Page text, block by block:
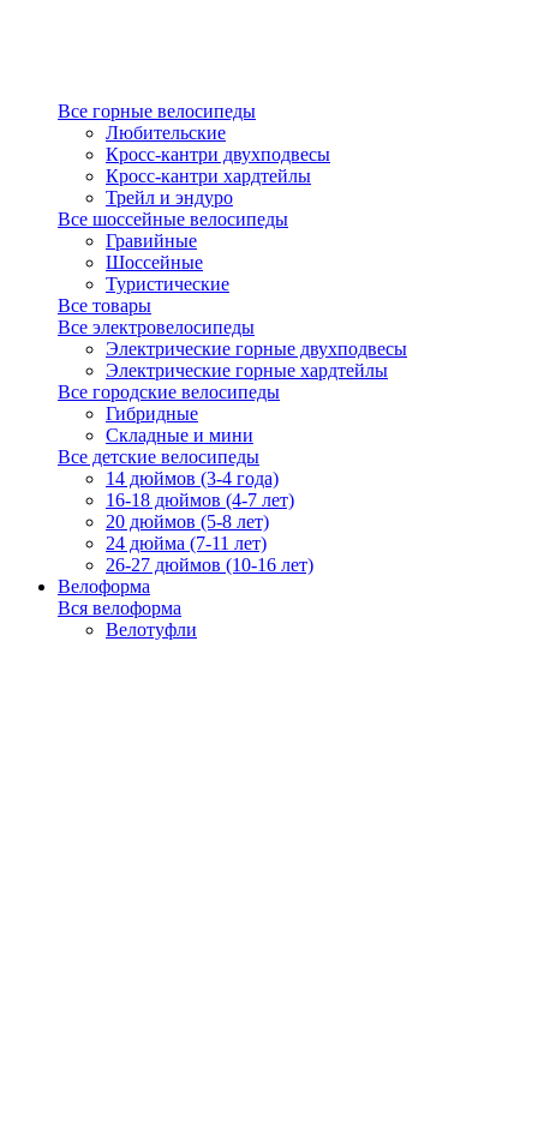
Все горные велосипеды
Любительские
Кросс-кантри двухподвесы
Кросс-кантри хардтейлы
Трейл и эндуро
Все шоссейные велосипеды
Гравийные
Шоссейные
Туристические
Все товары
Все электровелосипеды
Электрические горные двухподвесы
Электрические горные хардтейлы
Все городские велосипеды
Гибридные
Складные и мини
Все детские велосипеды
14 дюймов (3-4 года)
16-18 дюймов (4-7 лет)
20 дюймов (5-8 лет)
24 дюйма (7-11 лет)
26-27 дюймов (10-16 лет)
Велоформа
Вся велоформа
Велотуфли